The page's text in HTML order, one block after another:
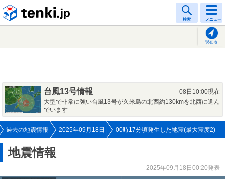
検索 メニュー
現在地
台風13号情報
08日10:00現在
大型で非常に強い台風13号が久米島の北西約130kmを北西に進ん
でいます
過去の地震情報 2025年09月18日 00時17分頃発生した地震(最大震度2)
地震情報
2025年09月18日00:20発表